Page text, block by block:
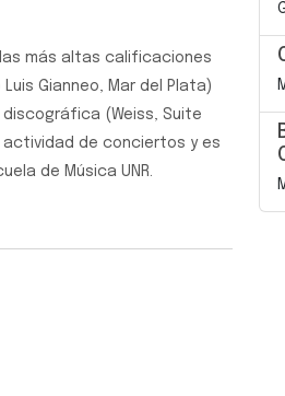
las más altas calificaciones
Gianneo, Mar del Plata)
(Weiss, Suite
actividad de conciertos y es
de Música UNR.